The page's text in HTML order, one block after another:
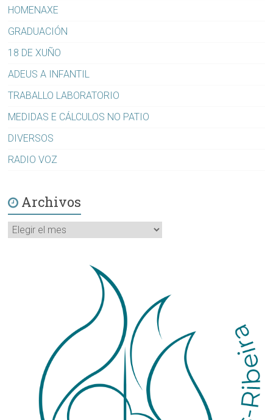
HOMENAXE
GRADUACIÓN
18 DE XUÑO
ADEUS A INFANTIL
TRABALLO LABORATORIO
MEDIDAS E CÁLCULOS NO PATIO
DIVERSOS
RADIO VOZ
Archivos
Archivos